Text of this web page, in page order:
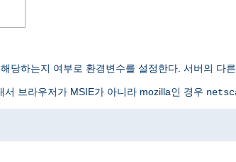
당하는지 여부로 환경변수를 설정한다. 서버의 다
브라우저가 MSIE가 아니라 mozilla인 경우